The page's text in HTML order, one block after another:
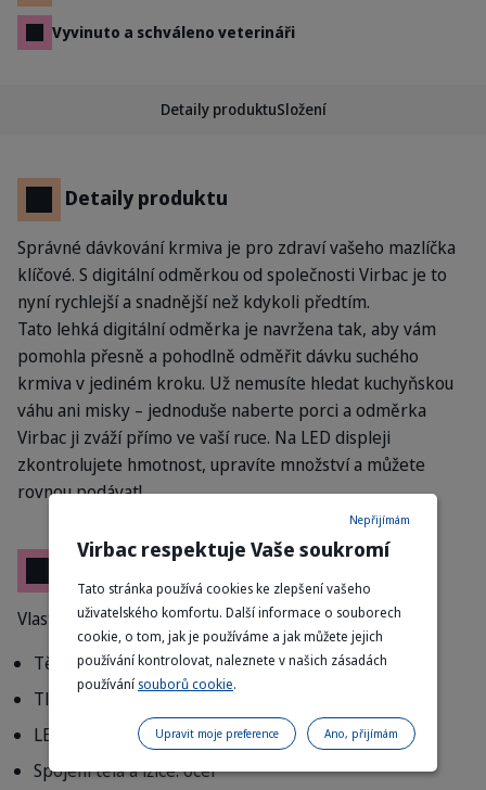
Vyvinuto a schváleno veterináři
Detaily produktuSložení
Detaily produktu
Správné dávkování krmiva je pro zdraví vašeho mazlíčka
klíčové. S digitální odměrkou od společnosti Virbac je to
nyní rychlejší a snadnější než kdykoli předtím.
Tato lehká digitální odměrka je navržena tak, aby vám
pomohla přesně a pohodlně odměřit dávku suchého
krmiva v jediném kroku. Už nemusíte hledat kuchyňskou
váhu ani misky – jednoduše naberte porci a odměrka
Virbac ji zváží přímo ve vaší ruce. Na LED displeji
zkontrolujete hmotnost, upravíte množství a můžete
rovnou podávat!
Vlastnosti produktu
Tělo a lžíce: ABS plast
Tlačítka: silikon
LED displej: plast
Spojení těla a lžíce: ocel
Virbac respektuje Vaše soukromí
Tato stránka používá cookies ke zlepšení vašeho
uživatelského komfortu. Další informace o souborech
cookie, o tom, jak je používáme a jak můžete jejich
používání kontrolovat, naleznete v našich zásadách
používání souborů cookie.
Nepřijímám
Ano, přijímám
Upravit moje preference